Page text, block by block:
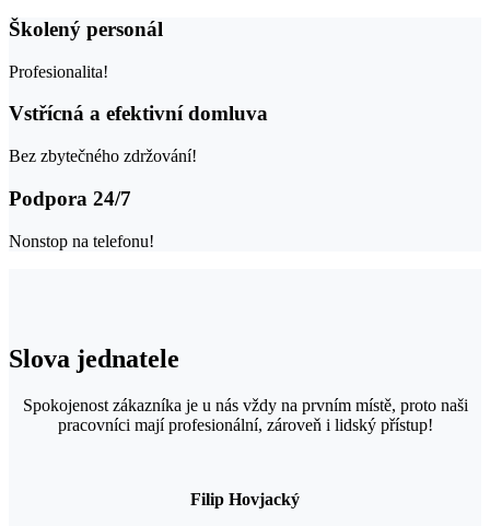
Školený personál
Profesionalita!
Vstřícná a efektivní domluva
Bez zbytečného zdržování!
Podpora 24/7
Nonstop na telefonu!
Slova jednatele
Spokojenost zákazníka je u nás vždy na prvním místě, proto naši
pracovníci mají profesionální, zároveň i lidský přístup!
Filip Hovjacký